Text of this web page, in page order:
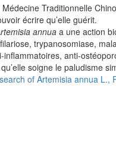
Traditionnelle
écrire qu’elle guérit.
annua a une action
trypanosomiase,
inflammatoires, anti-
soigne le paludisme
of Artemisia annua L.,